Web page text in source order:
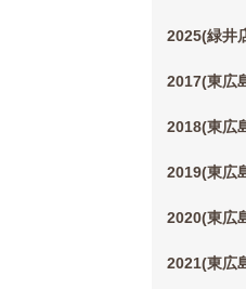
2025(緑井
2017(東広
2018(東広
2019(東広
2020(東広
2021(東広